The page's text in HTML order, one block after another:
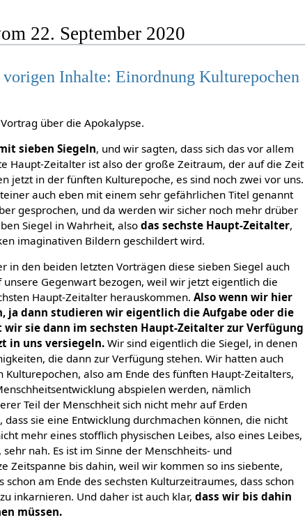
22. September 2020
Inhalte: Einordnung Kulturepochen
über die Apokalypse.
sieben Siegeln, und wir sagten, dass sich das vor allem
Haupt-Zeitalter ist also der große Zeitraum, der auf die Zeit
jetzt in der fünften Kulturepoche, es sind noch zwei vor uns.
auch eben mit einem sehr gefährlichen Titel genannt
gesprochen, und da werden wir sicher noch mehr drüber
Siegel in Wahrheit, alsodas sechste Haupt-Zeitalter,
imaginativen Bildern geschildert wird.
in den beiden letzten Vorträgen diese sieben Siegel auch
Gegenwart bezogen, weil wir jetzt eigentlich die
Haupt-Zeitalter herauskommen.Also wenn wir hier
ja dann studieren wir eigentlich die Aufgabe oder die
sie dann im sechsten Haupt-Zeitalter zur Verfügung
in uns versiegeln.Wir sind eigentlich die Siegel, in denen
die dann zur Verfügung stehen. Wir hatten auch
also am Ende des fünften Haupt-Zeitalters,
abspielen werden, nämlich
Teil der Menschheit sich nicht mehr auf Erden
sie eine Entwicklung durchmachen können, die nicht
mehr eines stofflich physischen Leibes, also eines Leibes,
nah. Es ist im Sinne der Menschheits- und
Zeitspanne bis dahin, weil wir kommen so ins siebente,
am Ende des sechsten Kulturzeitraumes, dass schon
inkarnieren. Und daher ist auch klar,dass wir bis dahin
müssen.